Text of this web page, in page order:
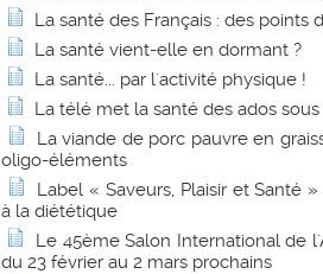
La santé des Français : des points
La santé vient-elle en dormant ?
La santé... par l'activité physique !
La télé met la santé des ados
La viande de porc pauvre en
oligo-éléments
Label « Saveurs, Plaisir et Santé
à la diététique
Le 45ème Salon International de
du 23 février au 2 mars prochains